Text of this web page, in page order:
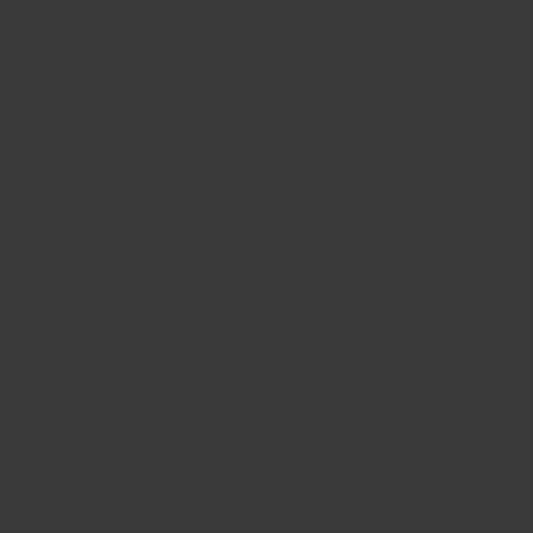
前预约）